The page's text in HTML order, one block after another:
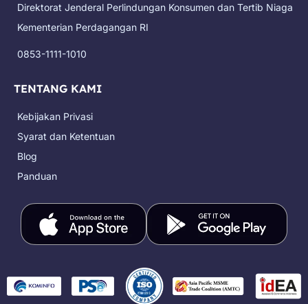
o
k
r
a
e
t
Direktorat Jenderal Perlindungan Konsumen dan Tertib Niaga
Kementerian Perdagangan RI
0853-1111-1010
TENTANG KAMI
Kebijakan Privasi
Syarat dan Ketentuan
Blog
Panduan